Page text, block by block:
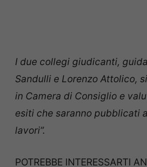
I due collegi giudicanti,
Sandulli e Lorenzo Attolico,
in Camera di Consiglio e
esiti che saranno pubblicati
lavori”.
POTREBBE INTERESSARTI